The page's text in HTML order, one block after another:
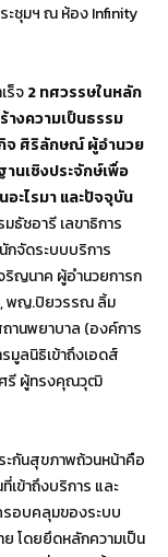
ะชุมฯ ณ ห้อง Infinity
ร็จ2 ทศวรรษในหลัก
างความเป็นธรรม
จ ศิริลักษณ์ ผู้อำนวย
นเชิงประจักษ์เพื่อ
ะไรมา และปัจจุบัน
ธัชอารี เลขาธิการ
กจัดระบบบริการ
ริญนาค ผู้อำนวยการก
, พญ.ปิยวรรณ ลิ้ม
นพยาบาล (องค์การ
มูลนิธิเข้าถึงเอดส์
ศรี ผู้ทรงคุณวุฒิ
ะกันสุขภาพถ้วนหน้าคือ
เข้าถึงบริการ และ
อบคลุมของระบบ
โดยยึดหลักความเป็น